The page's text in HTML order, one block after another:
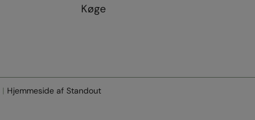
Køge
Hjemmeside af Standout